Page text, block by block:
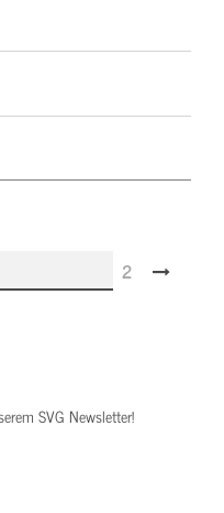
2
SVG Newsletter!